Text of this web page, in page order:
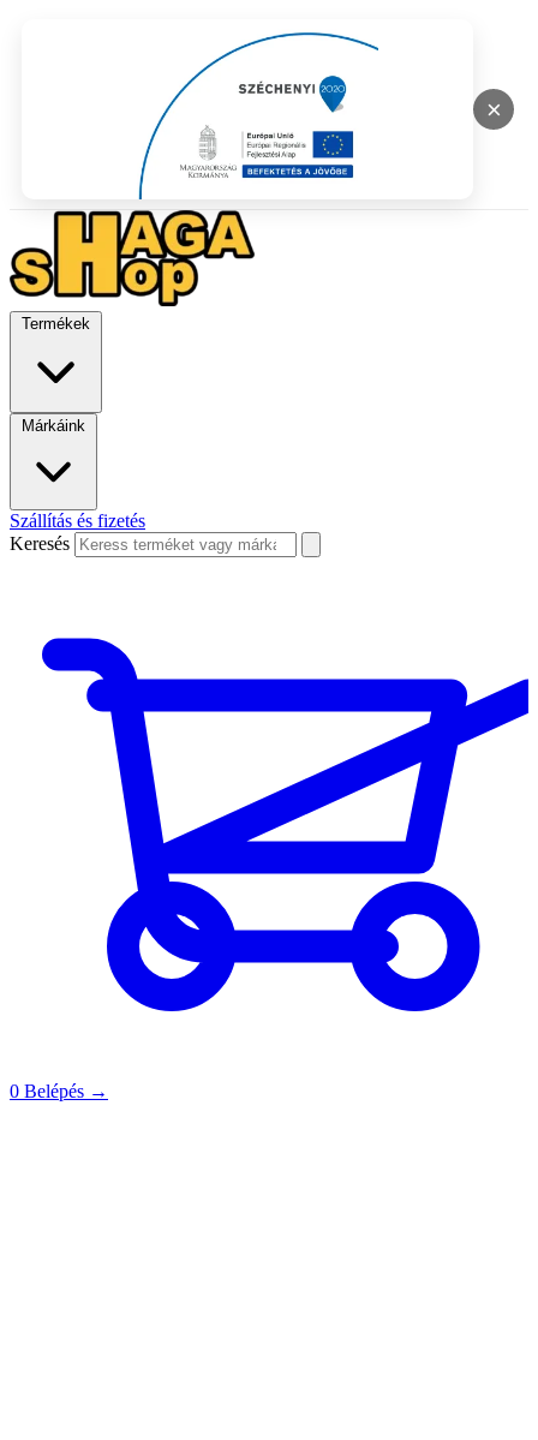
×
Termékek
Márkáink
Szállítás és fizetés
Keresés
0 Belépés →